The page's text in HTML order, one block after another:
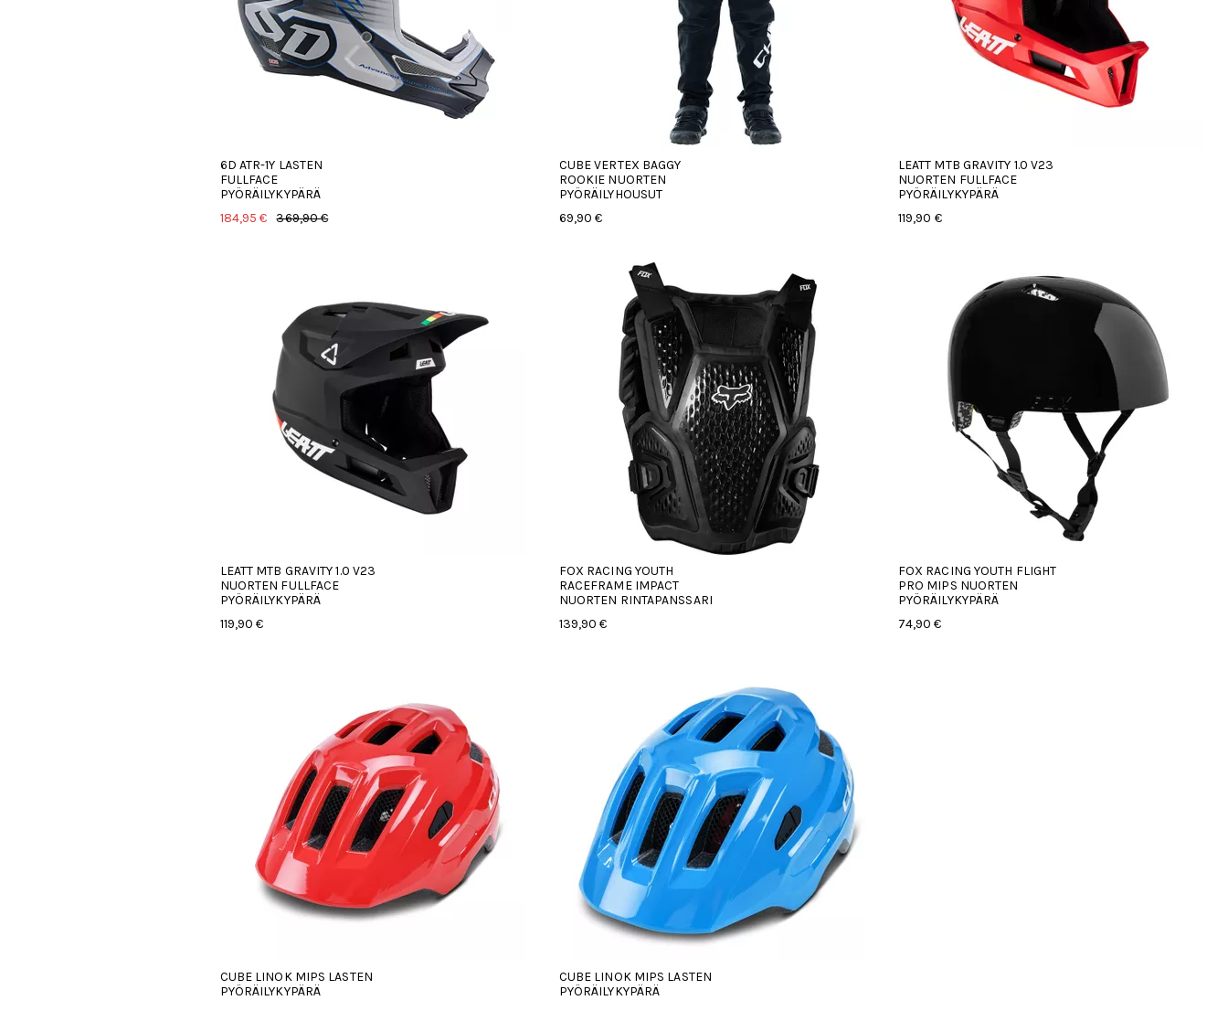
6D ATR-1Y LASTEN
FULLFACE
PYÖRÄILYKYPÄRÄ
184,95 €
369,90 €
CUBE VERTEX BAGGY
ROOKIE NUORTEN
PYÖRÄILYHOUSUT
69,90 €
LEATT MTB GRAVITY 1.0 V23
NUORTEN FULLFACE
PYÖRÄILYKYPÄRÄ
119,90 €
LEATT MTB GRAVITY 1.0 V23
NUORTEN FULLFACE
PYÖRÄILYKYPÄRÄ
119,90 €
FOX RACING YOUTH
RACEFRAME IMPACT
NUORTEN RINTAPANSSARI
139,90 €
FOX RACING YOUTH FLIGHT
PRO MIPS NUORTEN
PYÖRÄILYKYPÄRÄ
74,90 €
CUBE LINOK MIPS LASTEN
PYÖRÄILYKYPÄRÄ
CUBE LINOK MIPS LASTEN
PYÖRÄILYKYPÄRÄ